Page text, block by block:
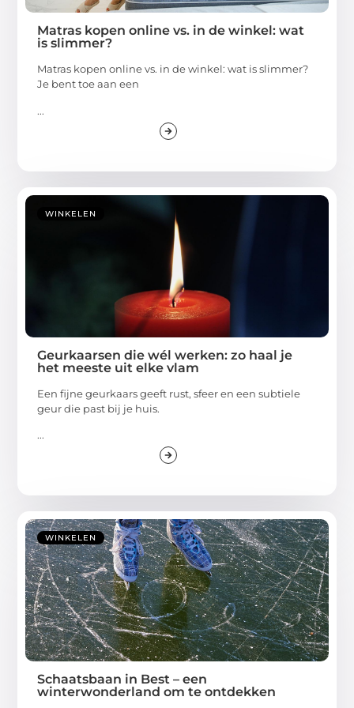
Matras kopen online vs. in de winkel: wat
is slimmer?
Matras kopen online vs. in de winkel: wat is slimmer?
Je bent toe aan een
...
WINKELEN
Geurkaarsen die wél werken: zo haal je
het meeste uit elke vlam
Een fijne geurkaars geeft rust, sfeer en een subtiele
geur die past bij je huis.
...
WINKELEN
Schaatsbaan in Best – een
winterwonderland om te ontdekken